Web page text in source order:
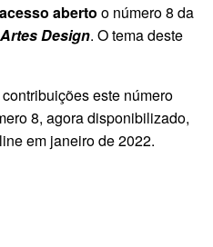
acesso aberto o número 8 da
Design. O tema deste
este número
8, agora disponibilizado,
em janeiro de 2022.